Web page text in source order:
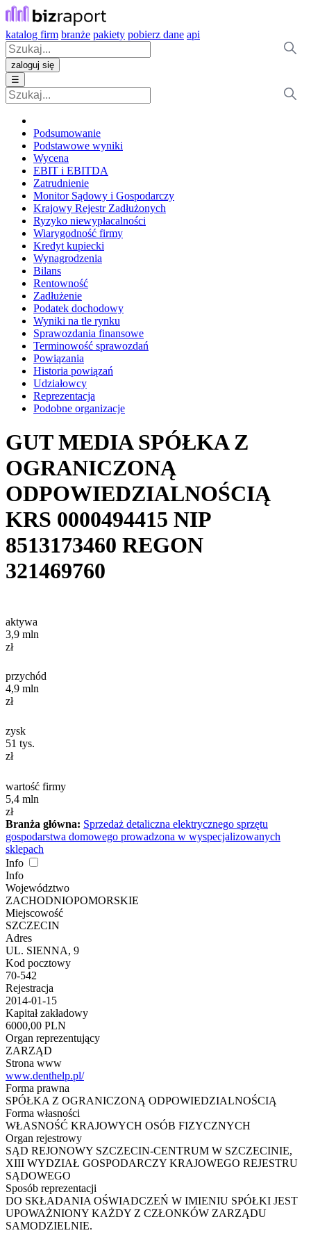
katalog firm branże pakiety pobierz dane api
zaloguj się
☰
Podsumowanie
Podstawowe wyniki
Wycena
EBIT i EBITDA
Zatrudnienie
Monitor Sądowy i Gospodarczy
Krajowy Rejestr Zadłużonych
Ryzyko niewypłacalności
Wiarygodność firmy
Kredyt kupiecki
Wynagrodzenia
Bilans
Rentowność
Zadłużenie
Podatek dochodowy
Wyniki na tle rynku
Sprawozdania finansowe
Terminowość sprawozdań
Powiązania
Historia powiązań
Udziałowcy
Reprezentacja
Podobne organizacje
GUT MEDIA SPÓŁKA Z
OGRANICZONĄ
ODPOWIEDZIALNOŚCIĄ
KRS 0000494415 NIP
8513173460 REGON
321469760
aktywa
3,9 mln
zł
przychód
4,9 mln
zł
zysk
51 tys.
zł
wartość firmy
5,4 mln
zł
Branża główna: Sprzedaż detaliczna elektrycznego sprzętu
gospodarstwa domowego prowadzona w wyspecjalizowanych
sklepach
Info
Info
Województwo
ZACHODNIOPOMORSKIE
Miejscowość
SZCZECIN
Adres
UL. SIENNA, 9
Kod pocztowy
70-542
Rejestracja
2014-01-15
Kapitał zakładowy
6000,00 PLN
Organ reprezentujący
ZARZĄD
Strona www
www.denthelp.pl/
Forma prawna
SPÓŁKA Z OGRANICZONĄ ODPOWIEDZIALNOŚCIĄ
Forma własności
WŁASNOŚĆ KRAJOWYCH OSÓB FIZYCZNYCH
Organ rejestrowy
SĄD REJONOWY SZCZECIN-CENTRUM W SZCZECINIE,
XIII WYDZIAŁ GOSPODARCZY KRAJOWEGO REJESTRU
SĄDOWEGO
Sposób reprezentacji
DO SKŁADANIA OŚWIADCZEŃ W IMIENIU SPÓŁKI JEST
UPOWAŻNIONY KAŻDY Z CZŁONKÓW ZARZĄDU
SAMODZIELNIE.